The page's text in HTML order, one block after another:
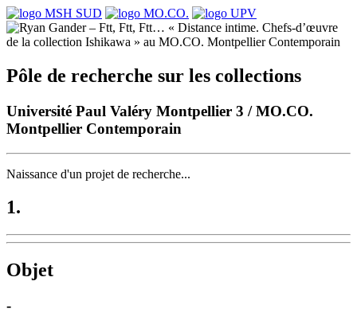
Pôle de recherche sur les collections
Université Paul Valéry Montpellier 3 / MO.CO.
Montpellier Contemporain
Naissance d'un projet de recherche...
1.
Objet
-